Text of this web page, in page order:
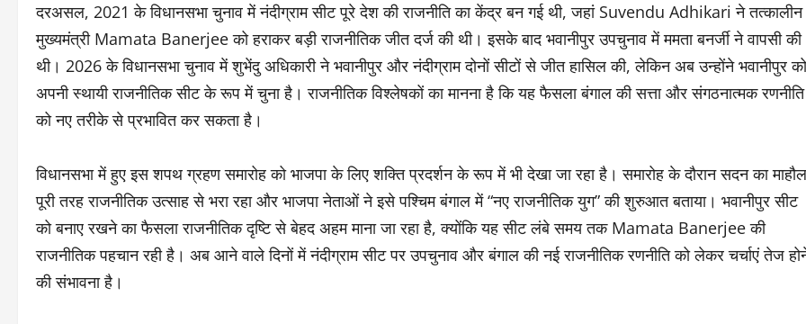
दरअसल, 2021 के विधानसभा चुनाव में नंदीग्राम सीट पूरे देश की राजनीति का केंद्र बन गई थी, जहां Suvendu Adhikari ने तत्कालीन
मुख्यमंत्री Mamata Banerjee को हराकर बड़ी राजनीतिक जीत दर्ज की थी। इसके बाद भवानीपुर उपचुनाव में ममता बनर्जी ने वापसी की
थी। 2026 के विधानसभा चुनाव में शुभेंदु अधिकारी ने भवानीपुर और नंदीग्राम दोनों सीटों से जीत हासिल की, लेकिन अब उन्होंने भवानीपुर को
अपनी स्थायी राजनीतिक सीट के रूप में चुना है। राजनीतिक विश्लेषकों का मानना है कि यह फैसला बंगाल की सत्ता और संगठनात्मक रणनीति
को नए तरीके से प्रभावित कर सकता है।
विधानसभा में हुए इस शपथ ग्रहण समारोह को भाजपा के लिए शक्ति प्रदर्शन के रूप में भी देखा जा रहा है। समारोह के दौरान सदन का माहौल
पूरी तरह राजनीतिक उत्साह से भरा रहा और भाजपा नेताओं ने इसे पश्चिम बंगाल में “नए राजनीतिक युग” की शुरुआत बताया। भवानीपुर सीट
को बनाए रखने का फैसला राजनीतिक दृष्टि से बेहद अहम माना जा रहा है, क्योंकि यह सीट लंबे समय तक Mamata Banerjee की
राजनीतिक पहचान रही है। अब आने वाले दिनों में नंदीग्राम सीट पर उपचुनाव और बंगाल की नई राजनीतिक रणनीति को लेकर चर्चाएं तेज
की संभावना है।